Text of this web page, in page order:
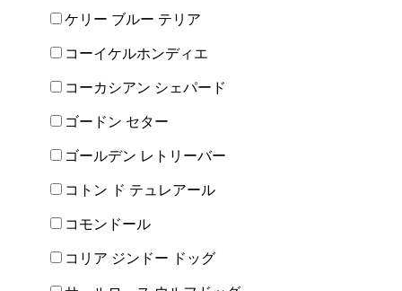
ケリー ブルー テリア
コーイケルホンディエ
コーカシアン シェパード
ゴードン セター
ゴールデン レトリーバー
コトン ド テュレアール
コモンドール
コリア ジンドー ドッグ